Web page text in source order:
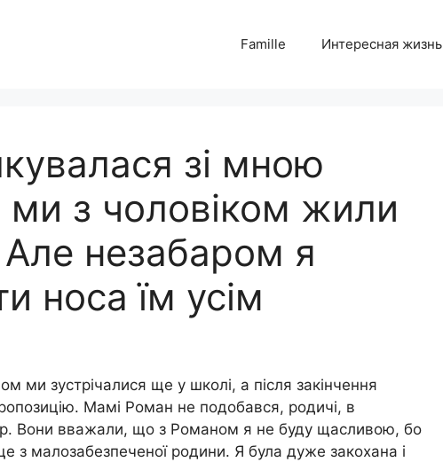
Famille Интересная жизнь
зі мною
з чоловіком жили
Але незабаром я
носа їм усім
ми зустрічалися ще у школі, а після закінчення
Мамі Роман не подобався, родичі, в
Вони вважали, що з Романом я не буду щасливою, бо
з малозабезпеченої родини. Я була дуже закохана і